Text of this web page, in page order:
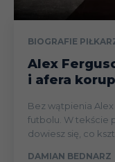
BIOGRAFIE
Alex
i afera
Bez wątpienia
futbolu. W tekście
dowiesz się, co
DAMIAN BEDNARZ